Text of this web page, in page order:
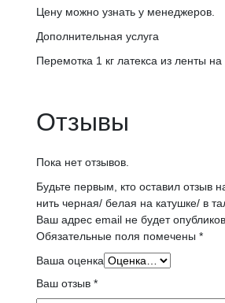
Цену можно узнать у менеджеров.
Дополнительная услуга
Перемотка 1 кг латекса из ленты на
Отзывы
Пока нет отзывов.
Будьте первым, кто оставил отзыв
нить черная/ белая на катушке/ в
Ваш адрес email не будет
Обязательные поля помечены *
Ваша оценка
Ваш отзыв *